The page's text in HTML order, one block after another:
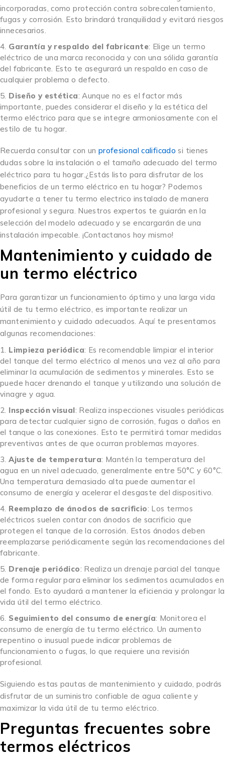
incorporadas, como protección contra sobrecalentamiento,
fugas y corrosión. Esto brindará tranquilidad y evitará riesgos
innecesarios.
Garantía y respaldo del fabricante: Elige un termo
eléctrico de una marca reconocida y con una sólida garantía
del fabricante. Esto te asegurará un respaldo en caso de
cualquier problema o defecto.
Diseño y estética: Aunque no es el factor más
importante, puedes considerar el diseño y la estética del
termo eléctrico para que se integre armoniosamente con el
estilo de tu hogar.
Recuerda consultar con un profesional calificado si tienes
dudas sobre la instalación o el tamaño adecuado del termo
eléctrico para tu hogar.¿Estás listo para disfrutar de los
beneficios de un termo eléctrico en tu hogar? Podemos
ayudarte a tener tu termo electrico instalado de manera
profesional y segura. Nuestros expertos te guiarán en la
selección del modelo adecuado y se encargarán de una
instalación impecable. ¡Contactanos hoy mismo!
Mantenimiento y cuidado de
un termo eléctrico
Para garantizar un funcionamiento óptimo y una larga vida
útil de tu termo eléctrico, es importante realizar un
mantenimiento y cuidado adecuados. Aquí te presentamos
algunas recomendaciones:
Limpieza periódica: Es recomendable limpiar el interior
del tanque del termo eléctrico al menos una vez al año para
eliminar la acumulación de sedimentos y minerales. Esto se
puede hacer drenando el tanque y utilizando una solución de
vinagre y agua.
Inspección visual: Realiza inspecciones visuales periódicas
para detectar cualquier signo de corrosión, fugas o daños en
el tanque o las conexiones. Esto te permitirá tomar medidas
preventivas antes de que ocurran problemas mayores.
Ajuste de temperatura: Mantén la temperatura del
agua en un nivel adecuado, generalmente entre 50°C y 60°C.
Una temperatura demasiado alta puede aumentar el
consumo de energía y acelerar el desgaste del dispositivo.
Reemplazo de ánodos de sacrificio: Los termos
eléctricos suelen contar con ánodos de sacrificio que
protegen el tanque de la corrosión. Estos ánodos deben
reemplazarse periódicamente según las recomendaciones del
fabricante.
Drenaje periódico: Realiza un drenaje parcial del tanque
de forma regular para eliminar los sedimentos acumulados en
el fondo. Esto ayudará a mantener la eficiencia y prolongar la
vida útil del termo eléctrico.
Seguimiento del consumo de energía: Monitorea el
consumo de energía de tu termo eléctrico. Un aumento
repentino o inusual puede indicar problemas de
funcionamiento o fugas, lo que requiere una revisión
profesional.
Siguiendo estas pautas de mantenimiento y cuidado, podrás
disfrutar de un suministro confiable de agua caliente y
maximizar la vida útil de tu termo eléctrico.
Preguntas frecuentes sobre
termos eléctricos